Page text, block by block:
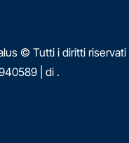
© Tutti i diritti riservati
di .